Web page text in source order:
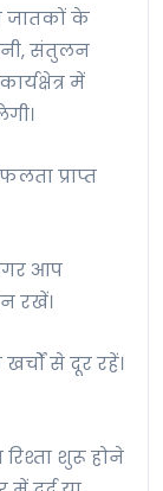
जातकों के
संतुलन
में
प्राप्त
आप
रखें।
से दूर रहें।
शुरू होने